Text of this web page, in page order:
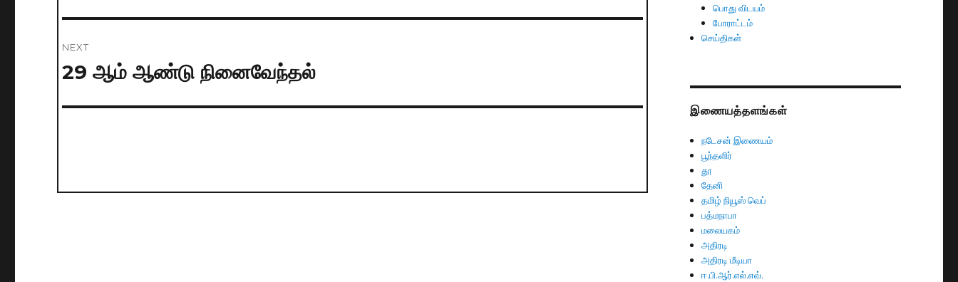
NEXT
Next
29 ஆம் ஆண்டு நினைவேந்தல்
பொது விடயம்
போராட்டம்
செய்திகள்
இணையத்தளங்கள்
நடேசன் இணையம்
பூந்தளிர்
தூ
தேனி
தமிழ் நியூஸ் வெப்
பத்மநாபா
மலையகம்
அதிரடி
அதிரடி மீடியா
ஈ.பி.ஆர்.எல்.எவ்.